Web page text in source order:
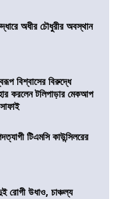
অধীর চৌধুরীর অবস্থান
বিশ্বাসের বিরুদ্ধে
করলেন টলিপাড়ার মেকআপ
টিএমসি কাউন্সিলরের
রোগী উধাও, চাঞ্চল্য